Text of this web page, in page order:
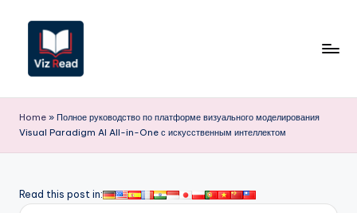
Перейти
содержимому
iz
R
a
Home » Полное руководство по платформе визуального моделирования
Visual Paradigm AI All-in-One с искусственным интеллектом
Read this post in: